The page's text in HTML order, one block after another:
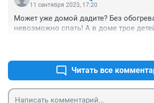
11 сентября 2023, 17:20
Может уже домой дадите? Без
невозможно спать! А в доме трое
Читать все